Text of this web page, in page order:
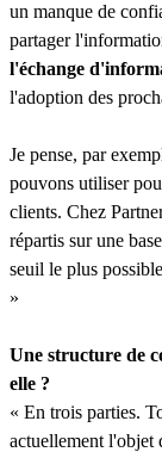
un manque de
partager
l'échange
l'adoption des
Je pense, par
pouvons utiliser
clients. Chez
répartis sur une
seuil le plus
»
Une structure de
elle ?
« En trois parties.
actuellement l'objet